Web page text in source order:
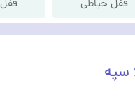
قفل حیاطی